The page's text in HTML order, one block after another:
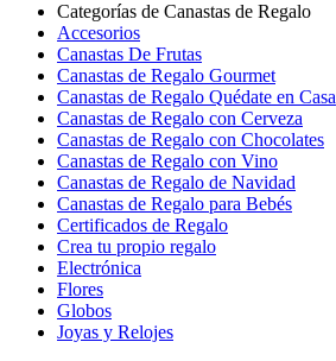
Categorías de Canastas de Regalo
Accesorios
Canastas De Frutas
Canastas de Regalo Gourmet
Canastas de Regalo Quédate en Casa
Canastas de Regalo con Cerveza
Canastas de Regalo con Chocolates
Canastas de Regalo con Vino
Canastas de Regalo de Navidad
Canastas de Regalo para Bebés
Certificados de Regalo
Crea tu propio regalo
Electrónica
Flores
Globos
Joyas y Relojes